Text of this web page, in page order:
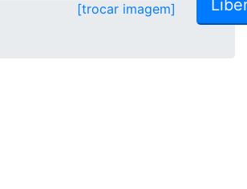
[trocar imagem]